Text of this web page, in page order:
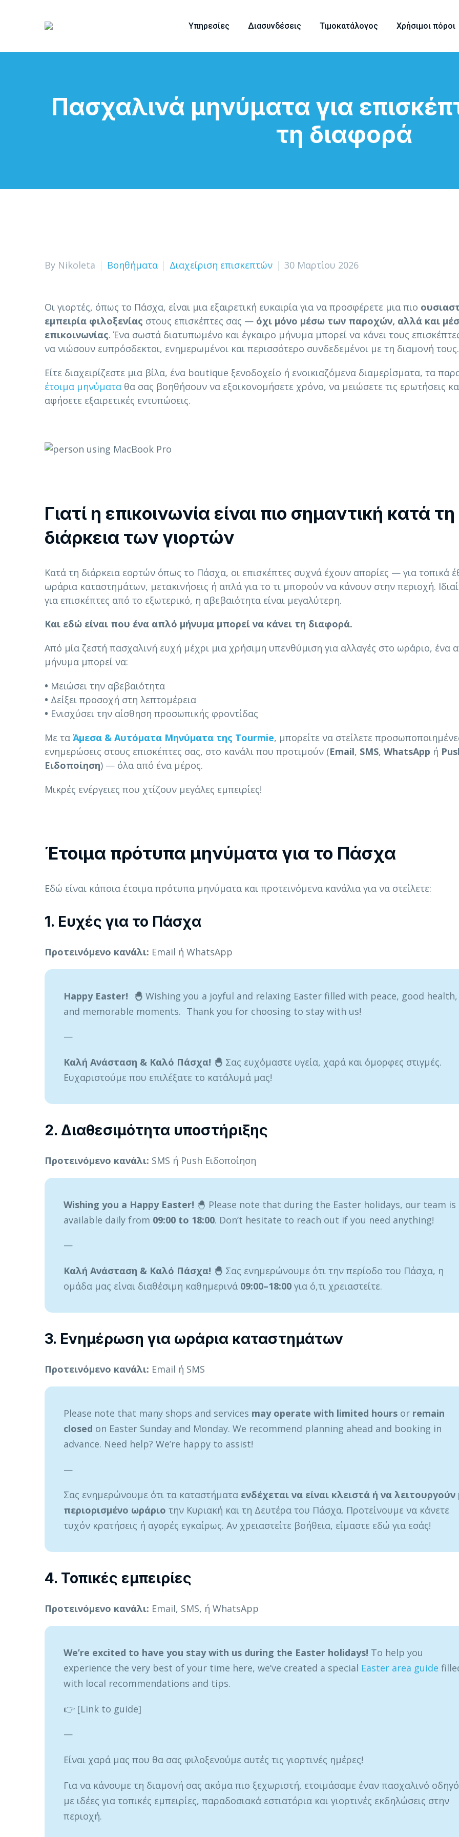
Υπηρεσίες Διασυνδέσεις Τιμοκατάλογος Χρήσιμοι πόροι
Πασχαλινά μηνύματα για
τη διαφορά
By Nikoleta Βοηθήματα Διαχείριση επισκεπτών 30 Μαρτίου 2026
Οι γιορτές, όπως το Πάσχα, είναι μια εξαιρετική ευκαιρία για να προσφέρετε μια πιο
εμπειρία φιλοξενίας στους επισκέπτες σας — όχι μόνο μέσω των παροχών, αλλά και
επικοινωνίας. Ένα σωστά διατυπωμένο και έγκαιρο μήνυμα μπορεί να κάνει τους
να νιώσουν ευπρόσδεκτοι, ενημερωμένοι και περισσότερο συνδεδεμένοι με τη διαμονή τους.
Είτε διαχειρίζεστε μια βίλα, ένα boutique ξενοδοχείο ή ενοικιαζόμενα διαμερίσματα, τα
έτοιμα μηνύματα θα σας βοηθήσουν να εξοικονομήσετε χρόνο, να μειώσετε τις ερωτήσεις
αφήσετε εξαιρετικές εντυπώσεις.
Γιατί η επικοινωνία είναι πιο σημαντική κατά τη
διάρκεια των γιορτών
Κατά τη διάρκεια εορτών όπως το Πάσχα, οι επισκέπτες συχνά έχουν απορίες — για τοπικά
ωράρια καταστημάτων, μετακινήσεις ή απλά για το τι μπορούν να κάνουν στην περιοχή.
για επισκέπτες από το εξωτερικό, η αβεβαιότητα είναι μεγαλύτερη.
Και εδώ είναι που ένα απλό μήνυμα μπορεί να κάνει τη διαφορά.
Από μία ζεστή πασχαλινή ευχή μέχρι μια χρήσιμη υπενθύμιση για αλλαγές στο ωράριο, ένα
μήνυμα μπορεί να:
• Μειώσει την αβεβαιότητα
• Δείξει προσοχή στη λεπτομέρεια
• Ενισχύσει την αίσθηση προσωπικής φροντίδας
Με τα Άμεσα & Αυτόματα Μηνύματα της Tourmie, μπορείτε να στείλετε
ενημερώσεις στους επισκέπτες σας, στο κανάλι που προτιμούν (Email, SMS, WhatsApp ή
Ειδοποίηση) — όλα από ένα μέρος.
Μικρές ενέργειες που χτίζουν μεγάλες εμπειρίες!
Έτοιμα πρότυπα μηνύματα για το Πάσχα
Εδώ είναι κάποια έτοιμα πρότυπα μηνύματα και προτεινόμενα κανάλια για να στείλετε:
1. Ευχές για το Πάσχα
Προτεινόμενο κανάλι: Email ή WhatsApp
Happy Easter! 🐣 Wishing you a joyful and relaxing Easter filled with peace, good health,
and memorable moments. Thank you for choosing to stay with us!
—
Καλή Ανάσταση & Καλό Πάσχα! 🐣 Σας ευχόμαστε υγεία, χαρά και όμορφες στιγμές.
Ευχαριστούμε που επιλέξατε το κατάλυμά μας!
2. Διαθεσιμότητα υποστήριξης
Προτεινόμενο κανάλι: SMS ή Push Ειδοποίηση
Wishing you a Happy Easter! 🐣 Please note that during the Easter holidays, our team is
available daily from 09:00 to 18:00. Don’t hesitate to reach out if you need anything!
—
Καλή Ανάσταση & Καλό Πάσχα! 🐣 Σας ενημερώνουμε ότι την περίοδο του Πάσχα, η
ομάδα μας είναι διαθέσιμη καθημερινά 09:00–18:00 για ό,τι χρειαστείτε.
3. Ενημέρωση για ωράρια καταστημάτων
Προτεινόμενο κανάλι: Email ή SMS
Please note that many shops and services may operate with limited hours or remain
closed on Easter Sunday and Monday. We recommend planning ahead and booking in
advance. Need help? We’re happy to assist!
—
Σας ενημερώνουμε ότι τα καταστήματα ενδέχεται να είναι κλειστά ή να λειτουργούν
περιορισμένο ωράριο την Κυριακή και τη Δευτέρα του Πάσχα. Προτείνουμε να κάνετε
τυχόν κρατήσεις ή αγορές εγκαίρως. Αν χρειαστείτε βοήθεια, είμαστε εδώ για εσάς!
4. Τοπικές εμπειρίες
Προτεινόμενο κανάλι: Email, SMS, ή WhatsApp
We’re excited to have you stay with us during the Easter holidays! To help you
experience the very best of your time here, we’ve created a special Easter area guide
with local recommendations and tips.
👉 [Link to guide]
—
Είναι χαρά μας που θα σας φιλοξενούμε αυτές τις γιορτινές ημέρες!
Για να κάνουμε τη διαμονή σας ακόμα πιο ξεχωριστή, ετοιμάσαμε έναν πασχαλινό οδηγό
με ιδέες για τοπικές εμπειρίες, παραδοσιακά εστιατόρια και γιορτινές εκδηλώσεις στην
περιοχή.